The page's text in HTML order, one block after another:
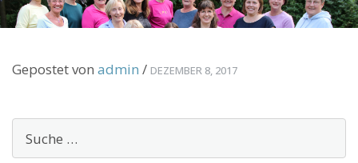
Gepostet von admin / DEZEMBER 8, 2017